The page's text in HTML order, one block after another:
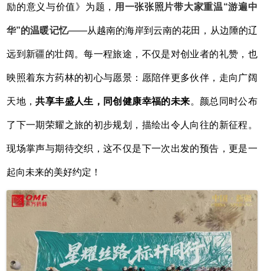
励的意义与价值》为题， 用一张张照片带大家重温“游遍中
华”的温暖记忆——从越南的海岸到云南的花田，从边陲的辽
远到新疆的壮阔。每一程旅途，不仅是对创业者的礼赞，也
映照着东方药林的初心与愿景：愿陪伴更多伙伴，走向广阔
天地，共享丰盛人生，同创健康幸福的未来。颜总同时公布
了下一期荣耀之旅的初步规划，描绘出令人向往的新征程。
现场掌声与期待交织，这不仅是下一次出发的预告，更是一
起向未来的美好约定！